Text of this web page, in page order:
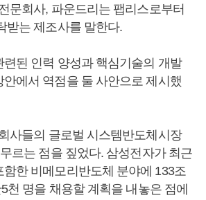
문회사, 파운드리는 팹리스로부터
받는 제조사를 말한다.
된 인력 양성과 핵심기술의 개발
에서 역점을 둘 사안으로 제시했
사들의 글로벌 시스템반도체시장
르는 점을 짚었다. 삼성전자가 최근
한 비메모리반도체 분야에 133조
천 명을 채용할 계획을 내놓은 점에